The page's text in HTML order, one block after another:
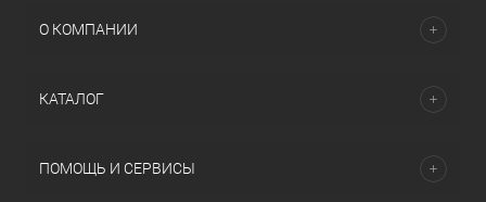
О КОМПАНИИ
КАТАЛОГ
ПОМОЩЬ И СЕРВИСЫ